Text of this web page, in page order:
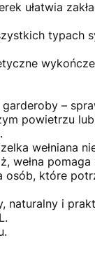
ułatwia
typach
–
powietrzu
wełniana
wełna
osób, które
naturalny i